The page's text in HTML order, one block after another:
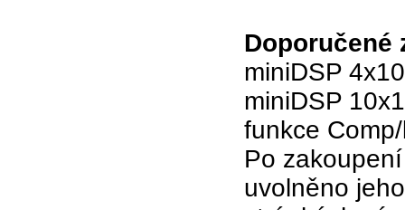
Doporučené
miniDSP
miniDSP
funkce
Po
uvolněno